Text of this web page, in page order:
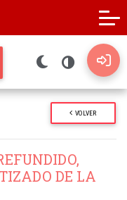
VOLVER
DE LA